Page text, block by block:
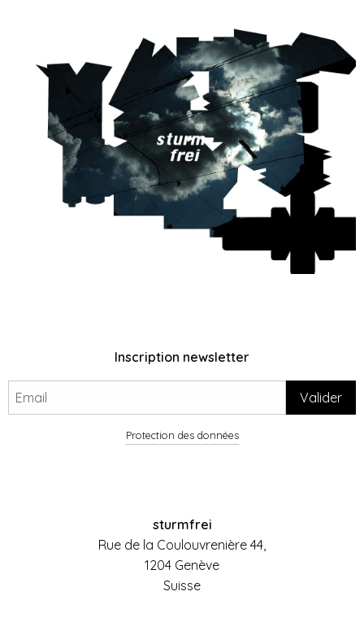
Inscription newsletter
Protection des données
sturmfrei
Rue de la Coulouvrenière 44,
1204 Genève
Suisse